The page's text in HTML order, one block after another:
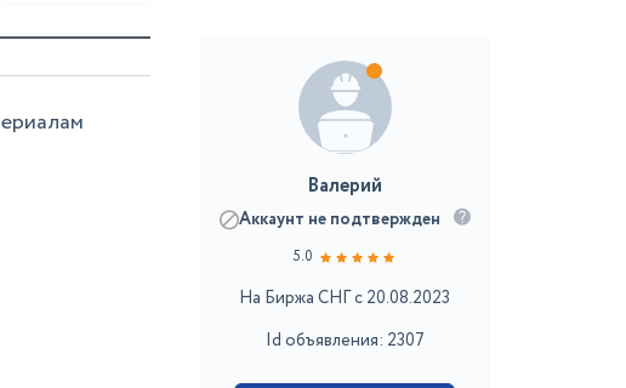
Валерий
Аккаунт не подтвержден
5.0
На Биржа СНГ с 20.08.2023
Id объявления: 2307